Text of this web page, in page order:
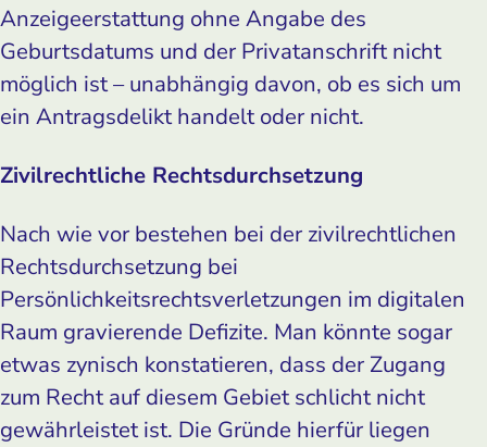
Anzeigeerstattung ohne Angabe des
Geburtsdatums und der Privatanschrift nicht
möglich ist – unabhängig davon, ob es sich um
ein Antragsdelikt handelt oder nicht.
Zivilrechtliche Rechtsdurchsetzung
Nach wie vor bestehen bei der zivilrechtlichen
Rechtsdurchsetzung bei
Persönlichkeitsrechtsverletzungen im digitalen
Raum gravierende Defizite. Man könnte sogar
etwas zynisch konstatieren, dass der Zugang
zum Recht auf diesem Gebiet schlicht nicht
gewährleistet ist. Die Gründe hierfür liegen